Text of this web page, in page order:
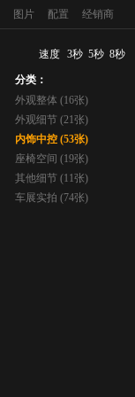
图片 配置 经销商
速度 3秒 5秒 8秒
分类：
外观整体 (16张)
外观细节 (21张)
内饰中控 (53张)
座椅空间 (19张)
其他细节 (11张)
车展实拍 (74张)